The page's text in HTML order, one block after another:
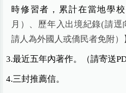
時修習者，累計在當地學
月）、歷年入出境紀錄(請
請人為外國人或僑民者免附）
3.最近五年內著作。（請寄送
4.三封推薦信。